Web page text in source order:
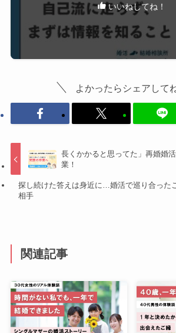
いいねしてね！
よかったらシェアして
長くかかると思ってた」再婚婚
業！
探し続けた答えは身近に…婚活で巡り合った
相手
関連記事